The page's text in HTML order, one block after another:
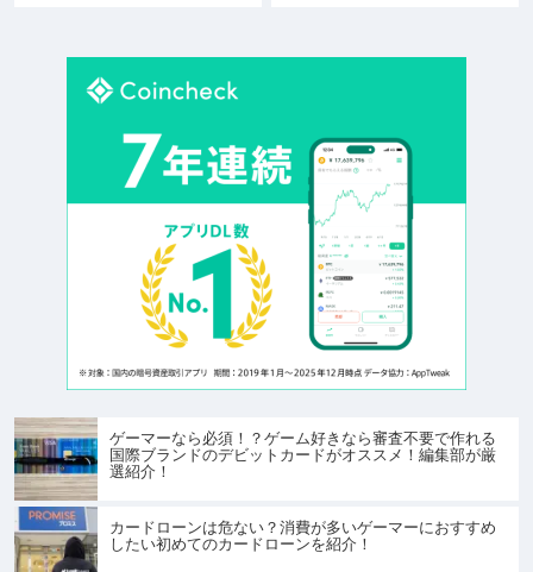
ゲーマーなら必須！？ゲーム好きなら審査不要で作れる
国際ブランドのデビットカードがオススメ！編集部が厳
選紹介！
カードローンは危ない？消費が多いゲーマーにおすすめ
したい初めてのカードローンを紹介！